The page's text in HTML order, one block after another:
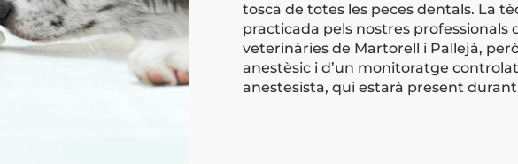
tosca de totes les peces dentals. La
practicada pels nostres professionals
veterinàries de Martorell i Pallejà,
anestèsic i d’un monitoratge
anestesista, qui estarà present